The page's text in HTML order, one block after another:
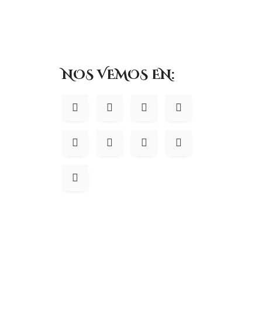
NOS VEMOS EN: